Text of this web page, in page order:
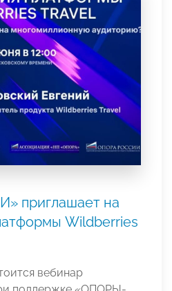
приглашает на
Wildberries
вебинар